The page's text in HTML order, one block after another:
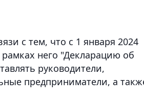
с тем, что с 1 января 2024
рамках него "Декларацию об
руководители,
предприниматели, а